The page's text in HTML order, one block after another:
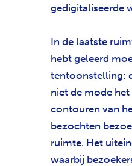
gedigitaliseerde
In de laatste
hebt geleerd
tentoonstelling:
niet de mode
contouren van
bezochten
ruimte. Het
waarbij